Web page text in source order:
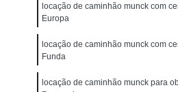
Transporte de Máquinas
Transporte de Máquinas
Civil
Máquinas Gráficas
locação de caminhão munck com
Europa
locação de caminhão munck com
Funda
locação de caminhão munck para